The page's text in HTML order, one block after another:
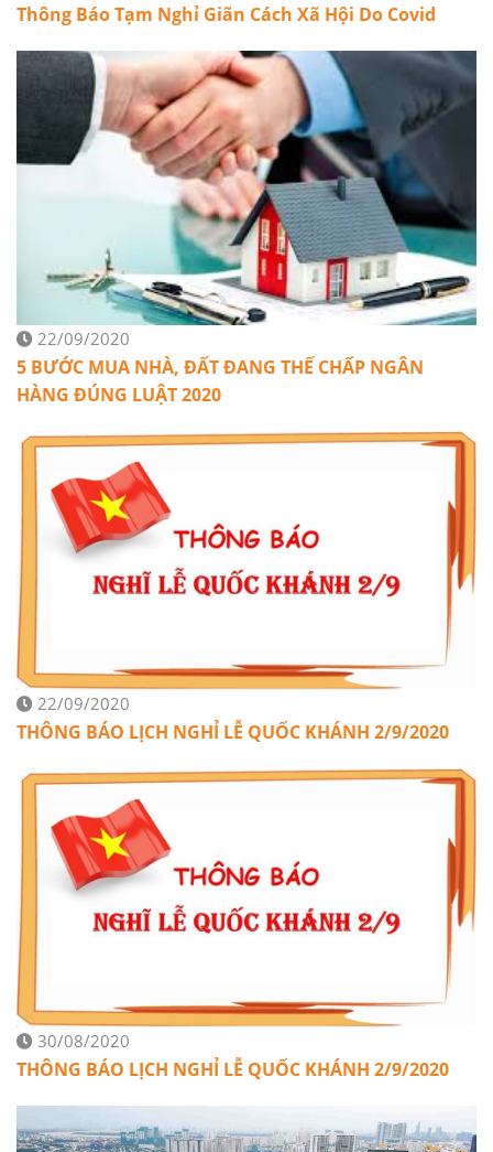
Thông Báo Tạm Nghỉ Giãn Cách Xã Hội Do Covid
22/09/2020
5 BƯỚC MUA NHÀ, ĐẤT ĐANG THẾ CHẤP NGÂN
HÀNG ĐÚNG LUẬT 2020
22/09/2020
THÔNG BÁO LỊCH NGHỈ LỄ QUỐC KHÁNH 2/9/2020
30/08/2020
THÔNG BÁO LỊCH NGHỈ LỄ QUỐC KHÁNH 2/9/2020